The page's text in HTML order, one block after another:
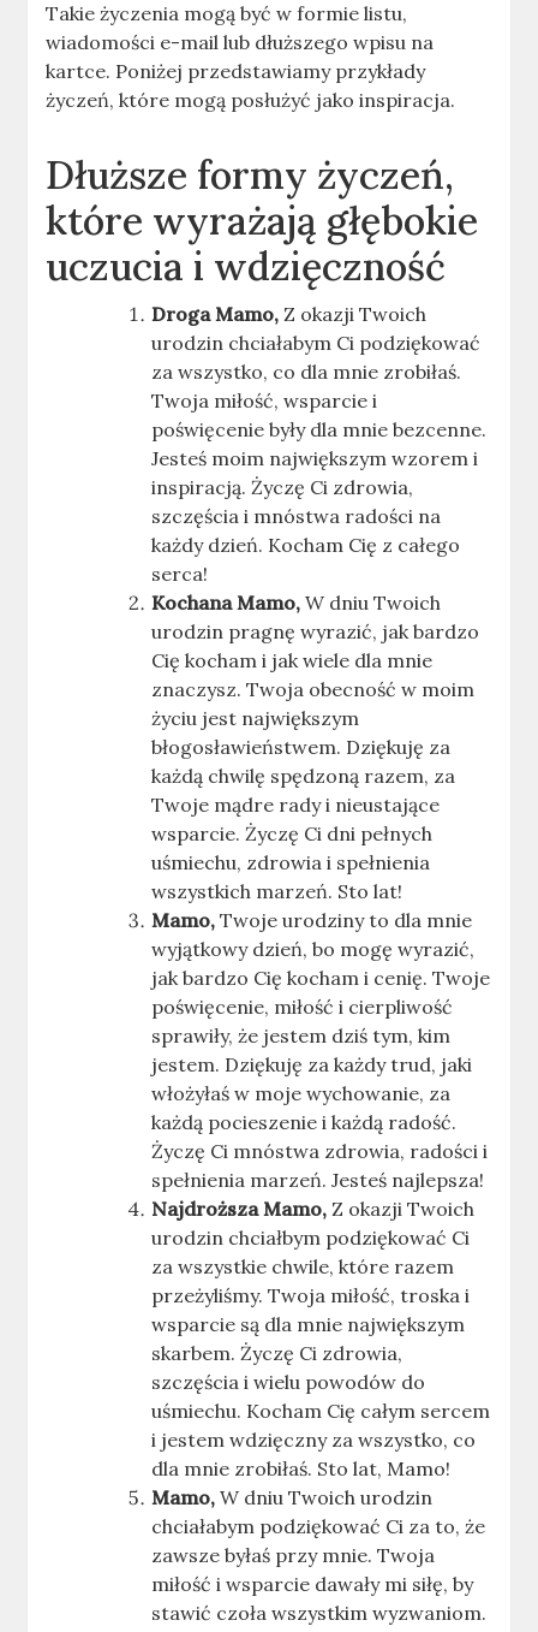
Takie życzenia mogą być w formie listu,
wiadomości e-mail lub dłuższego wpisu na
kartce. Poniżej przedstawiamy przykłady
życzeń, które mogą posłużyć jako inspiracja.
Dłuższe formy życzeń,
które wyrażają głębokie
uczucia i wdzięczność
Droga Mamo, Z okazji Twoich
urodzin chciałabym Ci podziękować
za wszystko, co dla mnie zrobiłaś.
Twoja miłość, wsparcie i
poświęcenie były dla mnie bezcenne.
Jesteś moim największym wzorem i
inspiracją. Życzę Ci zdrowia,
szczęścia i mnóstwa radości na
każdy dzień. Kocham Cię z całego
serca!
Kochana Mamo, W dniu Twoich
urodzin pragnę wyrazić, jak bardzo
Cię kocham i jak wiele dla mnie
znaczysz. Twoja obecność w moim
życiu jest największym
błogosławieństwem. Dziękuję za
każdą chwilę spędzoną razem, za
Twoje mądre rady i nieustające
wsparcie. Życzę Ci dni pełnych
uśmiechu, zdrowia i spełnienia
wszystkich marzeń. Sto lat!
Mamo, Twoje urodziny to dla mnie
wyjątkowy dzień, bo mogę wyrazić,
jak bardzo Cię kocham i cenię. Twoje
poświęcenie, miłość i cierpliwość
sprawiły, że jestem dziś tym, kim
jestem. Dziękuję za każdy trud, jaki
włożyłaś w moje wychowanie, za
każdą pocieszenie i każdą radość.
Życzę Ci mnóstwa zdrowia, radości i
spełnienia marzeń. Jesteś najlepsza!
Najdroższa Mamo, Z okazji Twoich
urodzin chciałbym podziękować Ci
za wszystkie chwile, które razem
przeżyliśmy. Twoja miłość, troska i
wsparcie są dla mnie największym
skarbem. Życzę Ci zdrowia,
szczęścia i wielu powodów do
uśmiechu. Kocham Cię całym sercem
i jestem wdzięczny za wszystko, co
dla mnie zrobiłaś. Sto lat, Mamo!
Mamo, W dniu Twoich urodzin
chciałabym podziękować Ci za to, że
zawsze byłaś przy mnie. Twoja
miłość i wsparcie dawały mi siłę, by
stawić czoła wszystkim wyzwaniom.